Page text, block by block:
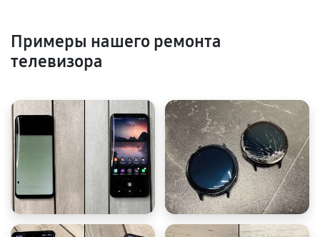
Примеры нашего ремонта
телевизора